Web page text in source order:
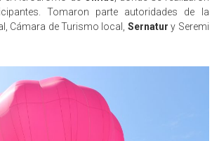
Tomaron parte autoridades de la
Cámara de Turismo local, Sernatur y Seremi